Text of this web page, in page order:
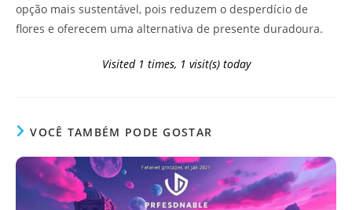
opção mais sustentável, pois reduzem o desperdício de
flores e oferecem uma alternativa de presente duradoura.
Visited 1 times, 1 visit(s) today
VOCÊ TAMBÉM PODE GOSTAR